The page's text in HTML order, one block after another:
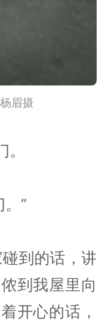
眉摄
。”
到的话，讲
到我屋里向
开心的话，